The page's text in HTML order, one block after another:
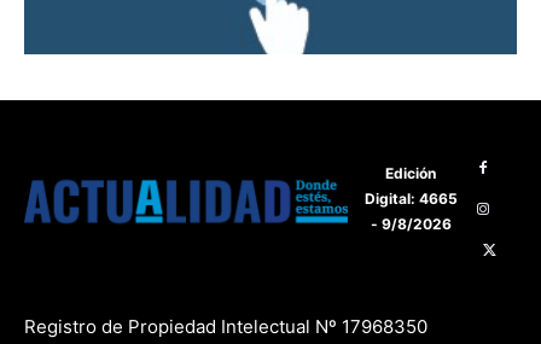
Edición
Digital: 4665
- 9/8/2026
Registro de Propiedad Intelectual Nº 17968350